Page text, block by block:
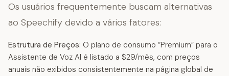
Os usuários frequentemente buscam alternativas
ao Speechify devido a vários fatores:
Estrutura de Preços: O plano de consumo “Premium” para o
Assistente de Voz AI é listado a $29/mês, com preços
anuais não exibidos consistentemente na página global de